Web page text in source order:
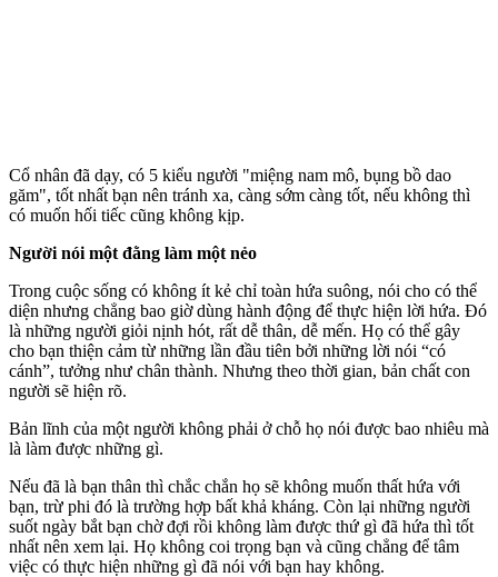
Cổ nhân đã dạy, có 5 kiểu người "miệng nam mô, bụng bồ dao
găm", tốt nhất bạn nên tránh xa, càng sớm càng tốt, nếu không thì
có muốn hối tiếc cũng không kịp.
Người nói một đằng làm một nẻo
Trong cuộc sống có không ít kẻ chỉ toàn hứa suông, nói cho có thể
diện nhưng chẳng bao giờ dùng hành động để thực hiện lời hứa. Đó
là những người giỏi nịnh hót, rất dễ thân, dễ mến. Họ có thể gây
cho bạn thiện cảm từ những lần đầu tiên bởi những lời nói “có
cánh”, tưởng như chân thành. Nhưng theo thời gian, bản chất con
người sẽ hiện rõ.
Bản lĩnh của một người không phải ở chỗ họ nói được bao nhiêu mà
là làm được những gì.
Nếu đã là bạn thân thì chắc chắn họ sẽ không muốn thất hứa với
bạn, trừ phi đó là trường hợp bất khả kháng. Còn lại những người
suốt ngày bắt bạn chờ đợi rồi không làm được thứ gì đã hứa thì tốt
nhất nên xem lại. Họ không coi trọng bạn và cũng chẳng để tâm
việc có thực hiện những gì đã nói với bạn hay không.